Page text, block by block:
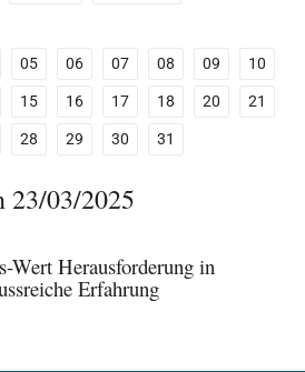
05 06 07 08 09
10
15 16 17 18 20
21
28 29 30 31
23/03/2025
Wert Herausforderung in
Erfahrung